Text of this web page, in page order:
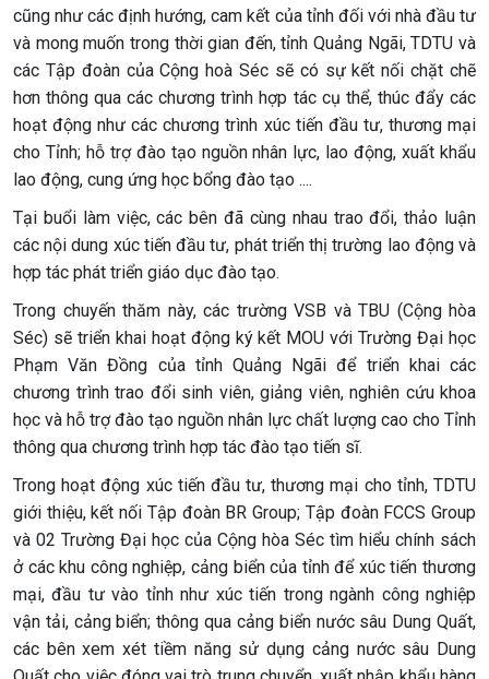
cũng như các định hướng, cam kết của tỉnh đối với nhà đầu tư
và mong muốn trong thời gian đến, tỉnh Quảng Ngãi, TDTU và
các Tập đoàn của Cộng hoà Séc sẽ có sự kết nối chặt chẽ
hơn thông qua các chương trình hợp tác cụ thể, thúc đẩy các
hoạt động như các chương trình xúc tiến đầu tư, thương mại
cho Tỉnh; hỗ trợ đào tạo nguồn nhân lực, lao động, xuất khẩu
lao động, cung ứng học bổng đào tạo ....
Tại buổi làm việc, các bên đã cùng nhau trao đổi, thảo luận
các nội dung xúc tiến đầu tư, phát triển thị trường lao động và
hợp tác phát triển giáo dục đào tạo.
Trong chuyến thăm này, các trường VSB và TBU (Cộng hòa
Séc) sẽ triển khai hoạt động ký kết MOU với Trường Đại học
Phạm Văn Đồng của tỉnh Quảng Ngãi để triển khai các
chương trình trao đổi sinh viên, giảng viên, nghiên cứu khoa
học và hỗ trợ đào tạo nguồn nhân lực chất lượng cao cho Tỉnh
thông qua chương trình hợp tác đào tạo tiến sĩ.
Trong hoạt động xúc tiến đầu tư, thương mại cho tỉnh, TDTU
giới thiệu, kết nối Tập đoàn BR Group; Tập đoàn FCCS Group
và 02 Trường Đại học của Cộng hòa Séc tìm hiểu chính sách
ở các khu công nghiệp, cảng biển của tỉnh để xúc tiến thương
mại, đầu tư vào tỉnh như xúc tiến trong ngành công nghiệp
vận tải, cảng biển; thông qua cảng biển nước sâu Dung Quất,
các bên xem xét tiềm năng sử dụng cảng nước sâu Dung